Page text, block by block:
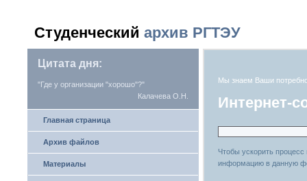
Студенческий архив РГТЭУ
Цитата дня:
"Где у организации "хорошо"?"
Калачева О.Н.
Мы знаем Ваши
Интернет-
Чтобы ускорить
информацию в данную
Главная страница
Архив файлов
Материалы